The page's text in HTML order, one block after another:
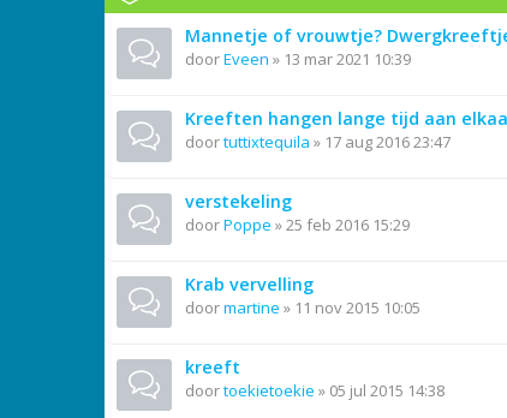
Mannetje of vrouwtje?
doorEveen » 13 mar 2021 10:39
Kreeften hangen lange tijd aan
doortuttixtequila » 17 aug 2016 23:47
verstekeling
doorPoppe »25 feb 2016 15:29
Krab vervelling
doormartine » 11 nov 2015 10:05
kreeft
doortoekietoekie » 05 jul 2015 14:38